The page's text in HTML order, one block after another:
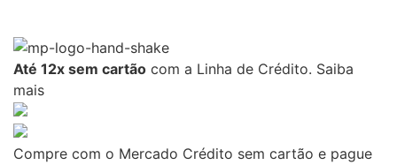
Até 12x sem cartão com a Linha de Crédito. Saiba
mais
Compre com o Mercado Crédito sem cartão e pague